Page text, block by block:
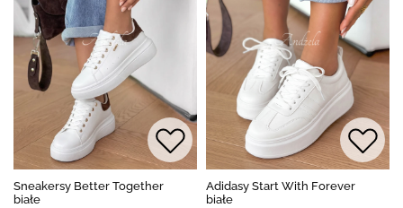
Sneakersy Better Together
białe
Adidasy Start With Forever
białe